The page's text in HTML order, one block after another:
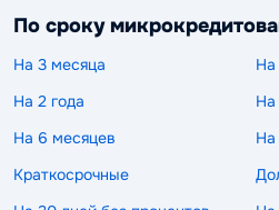
По сроку
На 3 месяца
На
На 2 года
На
На 6 месяцев
На
Краткосрочные